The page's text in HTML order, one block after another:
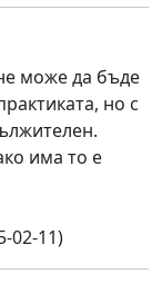
може да бъде
но с
има то е
02-11)